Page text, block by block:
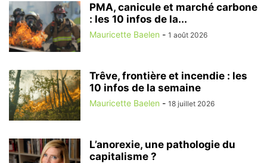
PMA, canicule et marché carbone
: les 10 infos de la...
Mauricette Baelen - 1 août 2026
Trêve, frontière et incendie : les
10 infos de la semaine
Mauricette Baelen - 18 juillet 2026
L’anorexie, une pathologie du
capitalisme ?